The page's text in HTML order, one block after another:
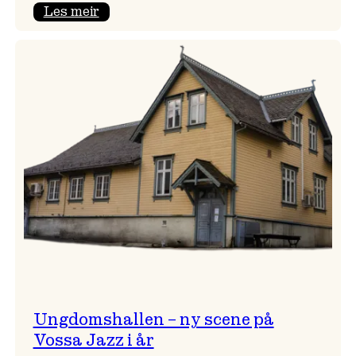
Les meir:
opningskonsert!
Ungdomshallen – ny scene på
Vossa Jazz i år